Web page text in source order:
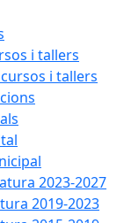
i tallers
i tallers
2023-2027
2019-2023